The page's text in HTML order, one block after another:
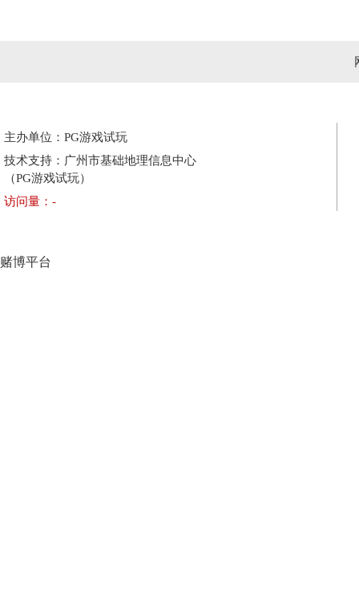
主办单位：PG游戏试玩
技术支持：广州市基础地理信息中心
（PG游戏试玩）
访问量： -
赌博平台